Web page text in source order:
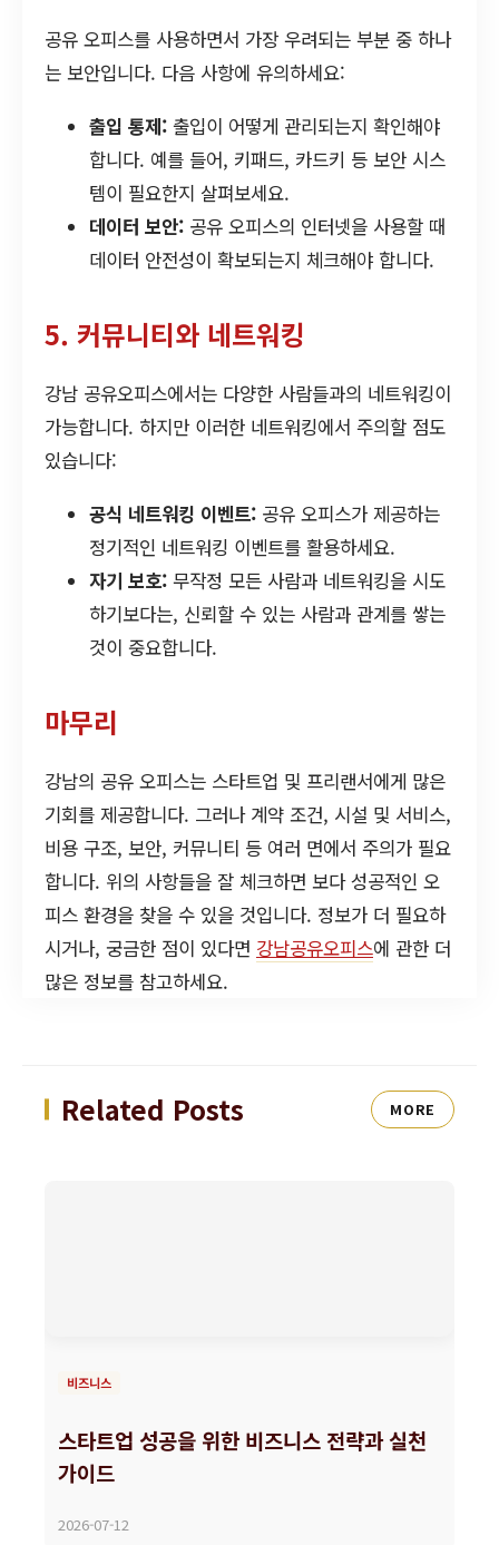
공유 오피스를 사용하면서 가장 우려되는 부분 중 하나
는 보안입니다. 다음 사항에 유의하세요:
출입 통제: 출입이 어떻게 관리되는지 확인해야
합니다. 예를 들어, 키패드, 카드키 등 보안 시스
템이 필요한지 살펴보세요.
데이터 보안: 공유 오피스의 인터넷을 사용할 때
데이터 안전성이 확보되는지 체크해야 합니다.
5. 커뮤니티와 네트워킹
강남 공유오피스에서는 다양한 사람들과의 네트워킹이
가능합니다. 하지만 이러한 네트워킹에서 주의할 점도
있습니다:
공식 네트워킹 이벤트: 공유 오피스가 제공하는
정기적인 네트워킹 이벤트를 활용하세요.
자기 보호: 무작정 모든 사람과 네트워킹을 시도
하기보다는, 신뢰할 수 있는 사람과 관계를 쌓는
것이 중요합니다.
마무리
강남의 공유 오피스는 스타트업 및 프리랜서에게 많은
기회를 제공합니다. 그러나 계약 조건, 시설 및 서비스,
비용 구조, 보안, 커뮤니티 등 여러 면에서 주의가 필요
합니다. 위의 사항들을 잘 체크하면 보다 성공적인 오
피스 환경을 찾을 수 있을 것입니다. 정보가 더 필요하
시거나, 궁금한 점이 있다면 강남공유오피스에 관한 더
많은 정보를 참고하세요.
Related Posts MORE
비즈니스
스타트업 성공을 위한 비즈니스 전략과 실천
가이드
2026-07-12